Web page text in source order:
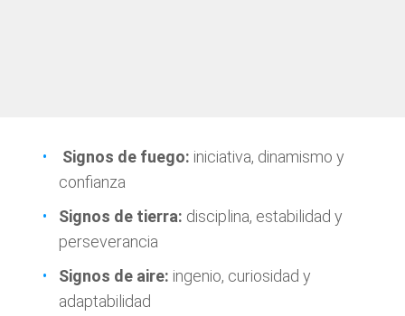
Signos de fuego: iniciativa, dinamismo y
confianza
Signos de tierra: disciplina, estabilidad y
perseverancia
Signos de aire: ingenio, curiosidad y
adaptabilidad